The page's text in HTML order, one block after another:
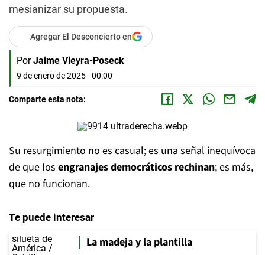
mesianizar su propuesta.
Agregar El Desconcierto en
Por Jaime Vieyra-Poseck
9 de enero de 2025 - 00:00
Comparte esta nota:
Su resurgimiento no es casual; es una señal inequívoca
de que los engranajes democráticos rechinan; es más,
que no funcionan.
Te puede interesar
La madeja y la plantilla